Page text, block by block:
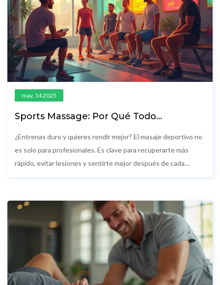
may, 14 2025
Sports Massage: Por Qué Todo
¿Entrenas duro y quieres rendir mejor? El masaje deportivo no
es solo para profesionales. Es clave para recuperarte más
rápido, evitar lesiones y sentirte mejor después de cada
datos útiles y consejos prácticos para aprovechar realmente